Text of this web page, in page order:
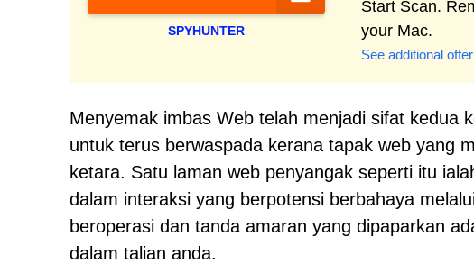
SPYHUNTER
Start Scan.
your Mac.
See additional
Menyemak imbas Web telah menjadi sifat kedua
untuk terus berwaspada kerana tapak web yang
ketara. Satu laman web penyangak seperti itu
dalam interaksi yang berpotensi berbahaya
beroperasi dan tanda amaran yang dipaparkan
dalam talian anda.